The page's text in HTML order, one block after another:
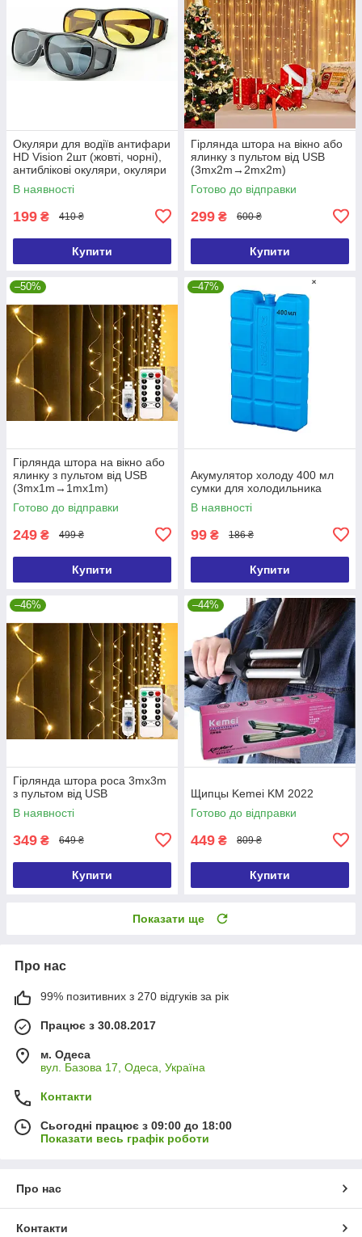
Окуляри для водіїв антифари
HD Vision 2шт (жовті, чорні),
антиблікові окуляри, окуляри
від сонця, окуляри від
відблисків
В наявності
199 ₴ 410 ₴
Купити
Гірлянда штора на вікно або
ялинку з пультом від USB
(3mx2m→2mx2m)
Готово до відправки
299 ₴ 600 ₴
Купити
–50%
Гірлянда штора на вікно або
ялинку з пультом від USB
(3mx1m→1mx1m)
Готово до відправки
249 ₴ 499 ₴
Купити
–47%
Акумулятор холоду 400 мл
сумки для холодильника
В наявності
99 ₴ 186 ₴
Купити
–46%
Гірлянда штора роса 3mx3m
з пультом від USB
В наявності
349 ₴ 649 ₴
Купити
–44%
Щипцы Kemei KM 2022
Готово до відправки
449 ₴ 809 ₴
Купити
Показати ще
Про нас
99% позитивних з 270 відгуків за рік
Працює з 30.08.2017
м. Одеса
вул. Базова 17, Одеса, Україна
Контакти
Сьогодні працює з 09:00 до 18:00
Показати весь графік роботи
Про нас
Контакти